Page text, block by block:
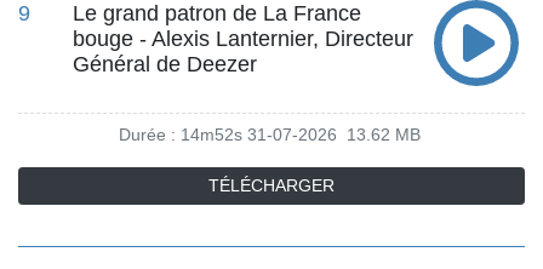
9
Le grand patron de La France
bouge - Alexis Lanternier, Directeur
Général de Deezer
Durée : 14m52s 31-07-2026 13.62 MB
TÉLÉCHARGER